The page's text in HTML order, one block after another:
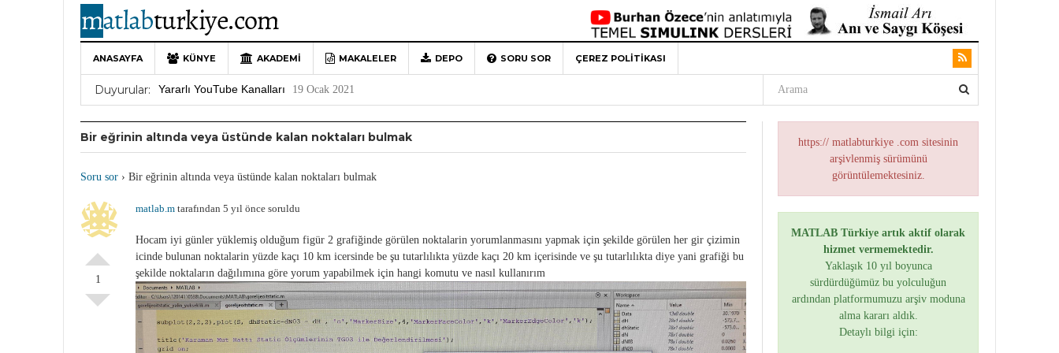
ANASAYFA KÜNYE AKADEMI MAKALELER DEPO SORU SOR ÇEREZ POLITIKASI
Duyurular:
10 Yıllık Bir Yolculuğun Sonu: MATLAB Türkiye’ye Veda
MATLAB’de Grafik Çizimi: plot Komutu Detaylı Anlatım 29 Mart 2026
MATLAB Türkiye Live Editor Kullanım Rehberi 4 Aralık 2020
MATLAB Nasıl Öğrenilir? 27 Mayıs 2020
Bir eğrinin altında veya üstünde kalan noktaları bulmak
Soru sor › Bir eğrinin altında veya üstünde kalan noktaları bulmak
1
matlab.m tarafından 5 yıl önce soruldu
Hocam iyi günler yüklemiş olduğum figür 2 grafiğinde görülen noktalarin yorumlanmasını yapmak için şekilde görülen her gir çizimin
icinde bulunan noktalarin yüzde kaçı 10 km icersinde be şu tutarlılıkta yüzde kaçı 20 km içerisinde ve şu tutarlılıkta diye yani grafiği bu
şekilde noktaların dağılımına göre yorum yapabilmek için hangi komutu ve nasıl kullanırım
https:// matlabturkiye .com sitesinin
arşivlenmiş sürümünü
görüntülemektesiniz.
MATLAB Türkiye artık aktif olarak
hizmet vermemektedir.
Yaklaşık 10 yıl boyunca
sürdürdüğümüz bu yolculuğun
ardından platformumuzu arşiv moduna
alma kararı aldık.
Detaylı bilgi için: